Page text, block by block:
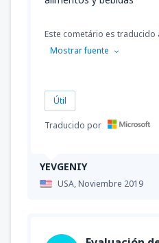
YEVGENIY
USA,Noviembre 2019
Este cometário es traducido
Mostrar fuente
Útil
Traducido por